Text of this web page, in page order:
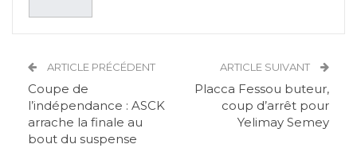
ARTICLE PRÉCÉDENT
Coupe de
l’indépendance : ASCK
arrache la finale au
bout du suspense
ARTICLE SUIVANT
Placca Fessou buteur,
coup d’arrêt pour
Yelimay Semey